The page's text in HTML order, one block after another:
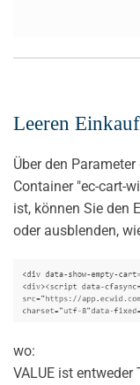
Leeren
Über den
Container "ec-cart-
ist, können Sie den
oder ausblenden,
wo:
VALUE ist entweder